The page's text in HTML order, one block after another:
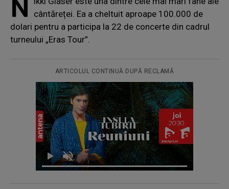
N
cântăreței. Ea a cheltuit aproape 100.000 de
dolari pentru a participa la 22 de concerte din cadrul
turneului „Eras Tour”.
ARTICOLUL CONTINUĂ DUPĂ RECLAMĂ